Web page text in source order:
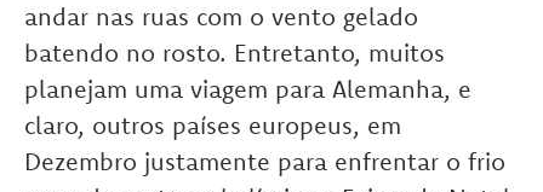
andar nas ruas com o vento gelado
batendo no rosto. Entretanto, muitos
planejam uma viagem para Alemanha, e
claro, outros países europeus, em
Dezembro justamente para enfrentar o frio